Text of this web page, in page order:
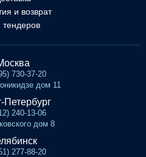
и возврат
тендеров
730-37-20
дом 11
Петербург
240-13-06
дом 8
277-88-20